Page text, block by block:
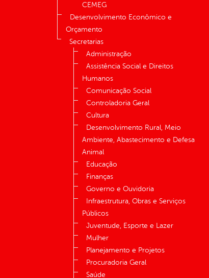
CEMEG
Desenvolvimento Econômico e
Orçamento
Secretarias
Administração
Assistência Social e Direitos
Humanos
Comunicação Social
Controladoria Geral
Cultura
Desenvolvimento Rural, Meio
Ambiente, Abastecimento e Defesa
Animal
Educação
Finanças
Governo e Ouvidoria
Infraestrutura, Obras e Serviços
Públicos
Juventude, Esporte e Lazer
Mulher
Planejamento e Projetos
Procuradoria Geral
Saúde